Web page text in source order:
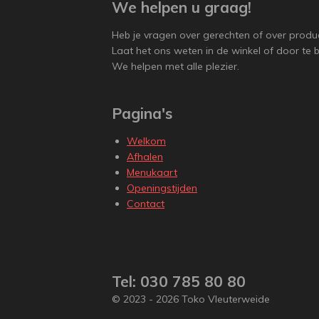
We helpen u graag!
Heb je vragen over gerechten of over
Laat het ons weten in de winkel of door te
We helpen met alle plezier.
Pagina's
Welkom
Afhalen
Menukaart
Openingstijden
Contact
Tel: 030 785 80 80
© 2023 - 2026 Toko Vleuterweide